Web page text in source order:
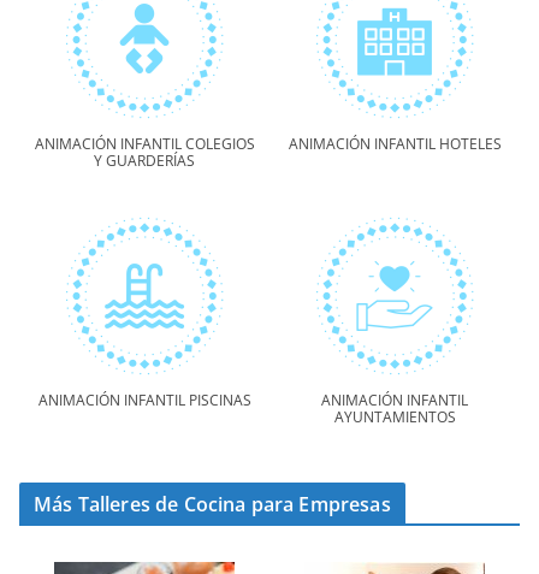
ANIMACIÓN INFANTIL COLEGIOS
Y GUARDERÍAS
ANIMACIÓN INFANTIL HOTELES
ANIMACIÓN INFANTIL PISCINAS
ANIMACIÓN INFANTIL
AYUNTAMIENTOS
Más Talleres de Cocina para Empresas